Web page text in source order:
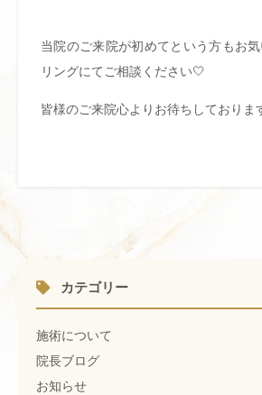
当院のご来院が初めてという方もお
リングにてご相談ください🤍
皆様のご来院心よりお待ちしておりま
カテゴリー
施術について
院長ブログ
お知らせ